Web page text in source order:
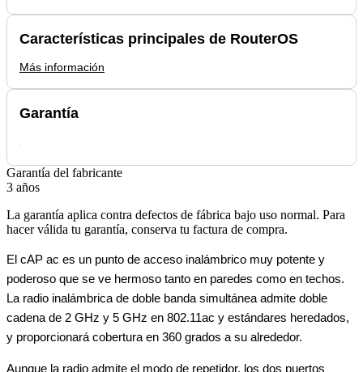
Características principales de RouterOS
Más información
Garantía
Garantía del fabricante
3 años
La garantía aplica contra defectos de fábrica bajo uso normal. Para
hacer válida tu garantía, conserva tu factura de compra.
El cAP ac es un punto de acceso inalámbrico muy potente y
poderoso que se ve hermoso tanto en paredes como en techos.
La radio inalámbrica de doble banda simultánea admite doble
cadena de 2 GHz y 5 GHz en 802.11ac y estándares heredados,
y proporcionará cobertura en 360 grados a su alrededor.
Aunque la radio admite el modo de repetidor, los dos puertos